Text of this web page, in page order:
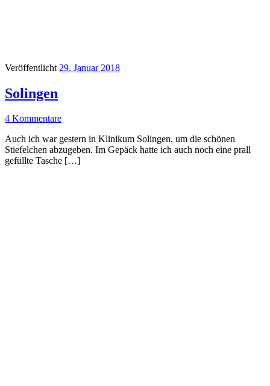
Veröffentlicht 29. Januar 2018
Solingen
4 Kommentare
Auch ich war gestern in Klinikum Solingen, um die schönen
Stiefelchen abzugeben. Im Gepäck hatte ich auch noch eine prall
gefüllte Tasche […]